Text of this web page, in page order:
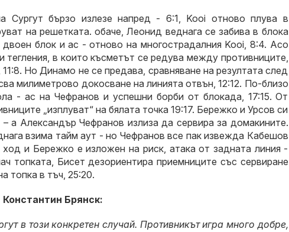
Сургут бързо излезе напред - 6:1, Kooi отново плува в
на решетката. обаче, Леонид веднага се забива в блока
блок и ас - отново на многострадалния Kooi, 8:4. Асо
тегления, в които късметът се редува между противниците,
Но Динамо не се предава, сравняване на резултата след
милиметрово докосване на линията отвън, 12:12. По-близо
- ас на Чефранов и успешни борби от блокада, 17:15. От
„изплуват“ на бялата точка 19:17. Бережко и Урсов си
а Александър Чефранов излиза да сервира за домакините.
взима тайм аут - но Чефранов все пак извежда Кабешов
и Бережко е изложен на риск, атака от задната линия -
топката, Бисет дезориентира приемниците със сервиране
топка в тъч, 25:20.
Брянск:
в този конкретен случай. Противникът игра много добре,